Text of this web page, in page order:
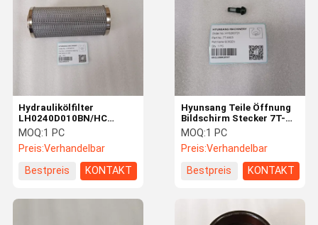
Hydraulikölfilter
LH0240D010BN/HC
Leemin Hydraulikfilter
MOQ:1 PC
Preis:Verhandelbar
Bestpreis
KONTAKT
Hyunsang Teile Öffnung
Bildschirm Stecker 7T-
8803 Für 924GZ 928F
918F 938G 928G
MOQ:1 PC
Preis:Verhandelbar
Bestpreis
KONTAKT